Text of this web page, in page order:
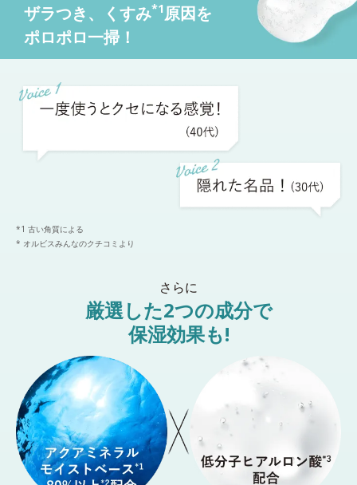
ザラつき、くすみ*1原因を
ポロポロ一掃！
*1 古い角質による
* オルビスみんなのクチコミより
さらに
厳選した2つの成分で
保湿効果も!